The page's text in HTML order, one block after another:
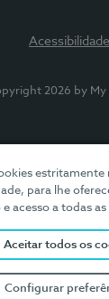
estritamente
para lhe
e acesso a todas
Aceitar todos os
Configurar
Acessibilidade
2026 by My